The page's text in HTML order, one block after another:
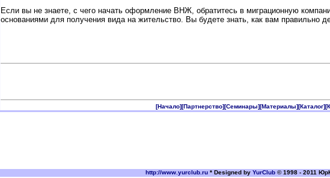
Если вы не знаете, с чего начать оформление ВНЖ, обратитесь в миграционную
основаниями для получения вида на жительство. Вы будете знать, как вам правильно
[Начало][Партнерство][Семинары][Материалы][Каталог]
http://www.yurclub.ru* Designed by YurClub© 1998 - 2011